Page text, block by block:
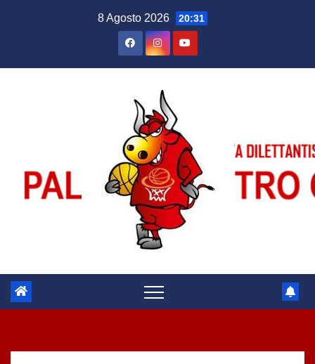
8 Agosto 2026 20:31